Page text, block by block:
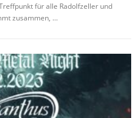
für alle Radolfzeller und
zusammen, …